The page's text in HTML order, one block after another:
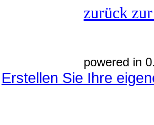
zurück
powered in
Erstellen Sie Ihre